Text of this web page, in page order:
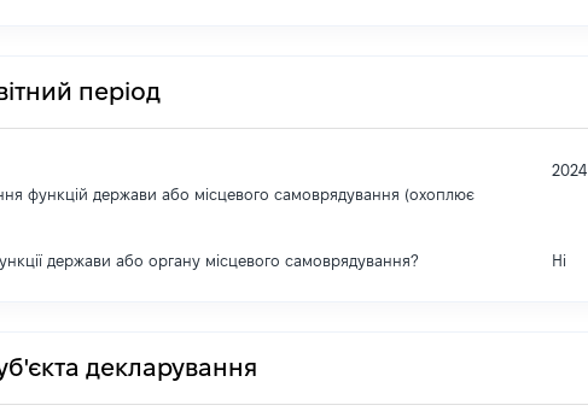
період
функцій держави або місцевого самоврядування (охоплює
2024
держави або органу місцевого самоврядування? Ні
декларування